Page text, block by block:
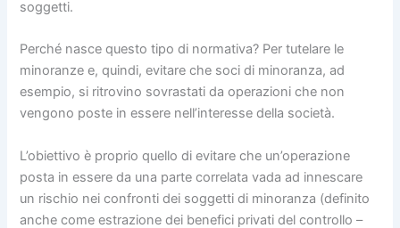
soggetti.
Perché nasce questo tipo di normativa? Per tutelare le
minoranze e, quindi, evitare che soci di minoranza, ad
esempio, si ritrovino sovrastati da operazioni che non
vengono poste in essere nell’interesse della società.
L’obiettivo è proprio quello di evitare che un’operazione
posta in essere da una parte correlata vada ad innescare
un rischio nei confronti dei soggetti di minoranza (definito
anche come estrazione dei benefici privati del controllo –